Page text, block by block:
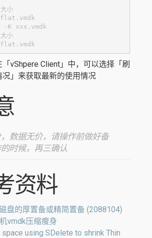
小
-K xxx.vmdk
小
vShpere Client」中，可以选择「刷
」来获取最新的使用情况
数据无价，请操作前做好备
时候，再三确认
资料
盘的厚置备或精简置备 (2088104)
vmdk压缩瘦身
using SDelete to shrink Thin